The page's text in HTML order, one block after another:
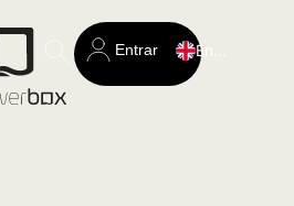
Search
for:
Entrar